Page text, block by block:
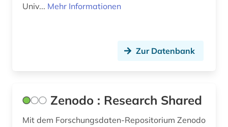
Univ... Mehr Informationen
Zur Datenbank
Zenodo : Research Shared
Mit dem Forschungsdaten-Repositorium Zenodo